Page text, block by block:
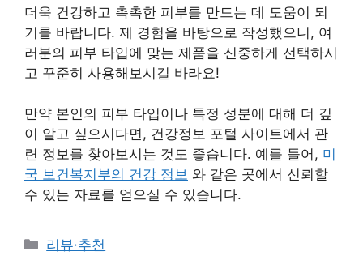
더욱 건강하고 촉촉한 피부를 만드는 데 도움이 되
기를 바랍니다. 제 경험을 바탕으로 작성했으니, 여
러분의 피부 타입에 맞는 제품을 신중하게 선택하시
고 꾸준히 사용해보시길 바라요!
만약 본인의 피부 타입이나 특정 성분에 대해 더 깊
이 알고 싶으시다면, 건강정보 포털 사이트에서 관
련 정보를 찾아보시는 것도 좋습니다. 예를 들어, 미
국 보건복지부의 건강 정보 와 같은 곳에서 신뢰할
수 있는 자료를 얻으실 수 있습니다.
Categories
리뷰·추천